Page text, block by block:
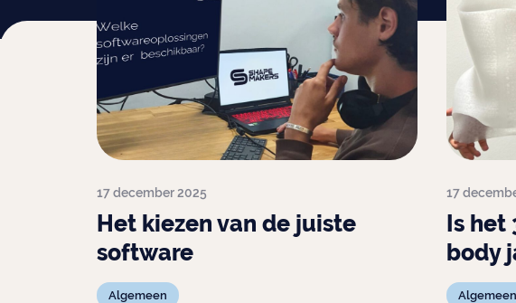
17 december 2025
Het kiezen van de juiste
software
Algemeen
17
Is
body
Algemeen